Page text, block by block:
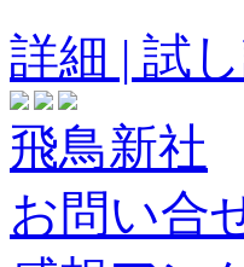
詳細 | 試
飛鳥新社
お問い合